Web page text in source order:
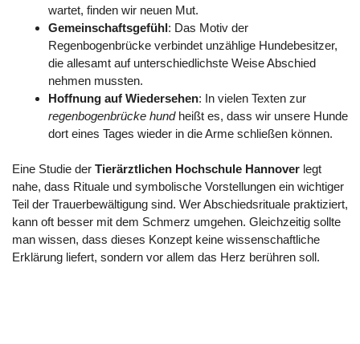
wartet, finden wir neuen Mut.
Gemeinschaftsgefühl: Das Motiv der
Regenbogenbrücke verbindet unzählige Hundebesitzer,
die allesamt auf unterschiedlichste Weise Abschied
nehmen mussten.
Hoffnung auf Wiedersehen: In vielen Texten zur
regenbogenbrücke hundheißt es, dass wir unsere Hunde
dort eines Tages wieder in die Arme schließen können.
Eine Studie der Tierärztlichen Hochschule Hannover legt
nahe, dass Rituale und symbolische Vorstellungen ein wichtiger
Teil der Trauerbewältigung sind. Wer Abschiedsrituale praktiziert,
kann oft besser mit dem Schmerz umgehen. Gleichzeitig sollte
man wissen, dass dieses Konzept keine wissenschaftliche
Erklärung liefert, sondern vor allem das Herz berühren soll.